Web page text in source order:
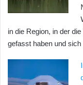
in die Region, in der
gefasst haben und